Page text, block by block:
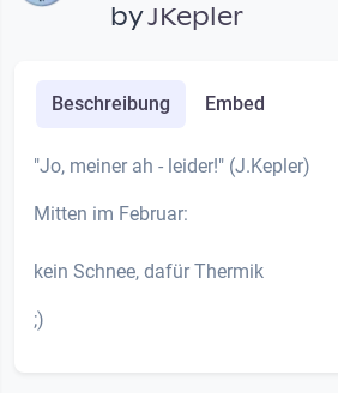
byJKepler
Beschreibung Embed
"Jo, meiner ah - leider!" (J.Kepler)
Mitten im Februar:
kein Schnee, dafür Thermik
;)